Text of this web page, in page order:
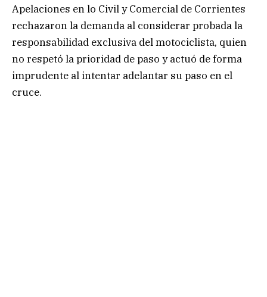
Apelaciones en lo Civil y Comercial de Corrientes
rechazaron la demanda al considerar probada la
responsabilidad exclusiva del motociclista, quien
no respetó la prioridad de paso y actuó de forma
imprudente al intentar adelantar su paso en el
cruce.